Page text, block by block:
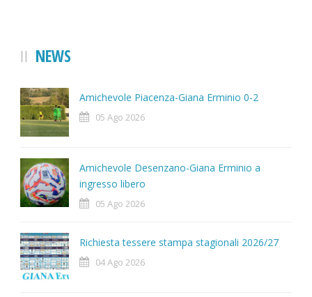
NEWS
Amichevole Piacenza-Giana Erminio 0-2
05 Ago 2026
Amichevole Desenzano-Giana Erminio a
ingresso libero
05 Ago 2026
Richiesta tessere stampa stagionali 2026/27
04 Ago 2026